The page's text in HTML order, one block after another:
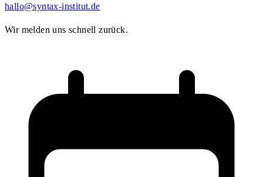
hallo@syntax-institut.de
Wir melden uns schnell zurück.